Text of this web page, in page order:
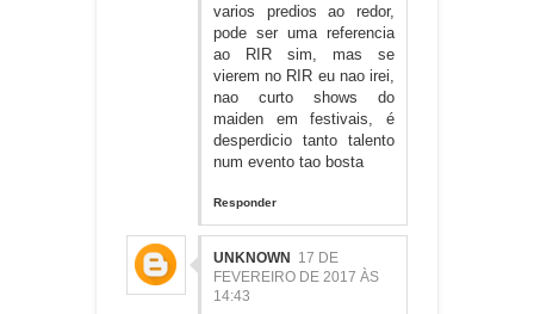
varios predios ao redor,
pode ser uma referencia
ao RIR sim, mas se
vierem no RIR eu nao irei,
nao curto shows do
maiden em festivais, é
desperdicio tanto talento
num evento tao bosta
Responder
UNKNOWN 17 DE
FEVEREIRO DE 2017 ÀS
14:43